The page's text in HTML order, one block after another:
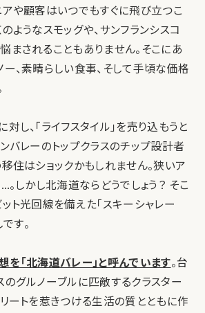
アや顧客はいつでもすぐに飛び立つこ
ようなスモッグや、サンフランシスコ
まされることもありません。そこにあ
ー、素晴らしい食事、そして手頃な価格
し、「ライフスタイル」を売り込もうと
バレーのトップクラスのチップ設計者
住はショックかもしれません。狭いア
しかし北海道ならどうでしょう？ そこ
ト光回線を備えた「スキーシャレー
す。
「北海道バレー」と呼んでいます。台
のグルノーブルに匹敵するクラスター
リートを惹きつける生活の質とともに作